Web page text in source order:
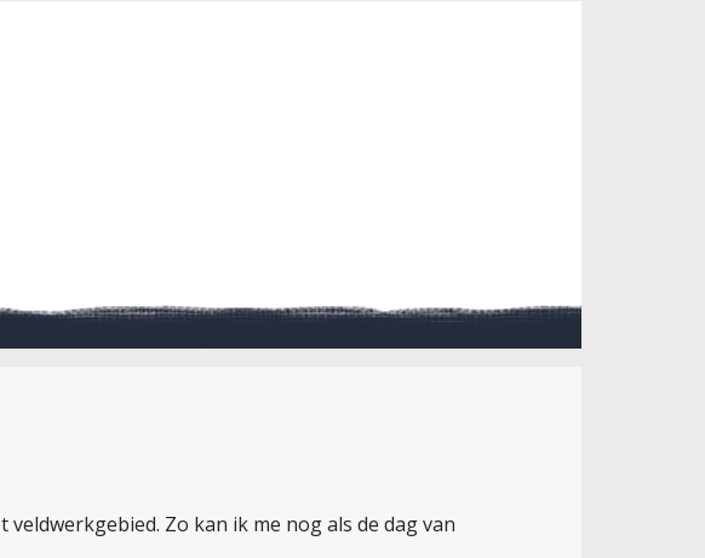
Zo kan ik me nog als de dag van